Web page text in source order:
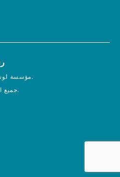
© 2026 مؤسسة لوسيل باكارد لصحة الأطفال.
جميعسياسة الخصوصية.